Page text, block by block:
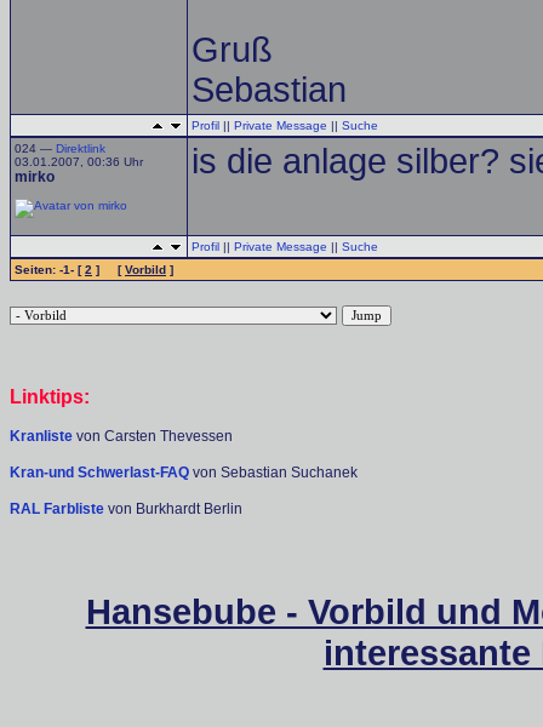
Gruß
Sebastian
Profil || Private Message || Suche
024 — Direktlink
03.01.2007, 00:36 Uhr
mirko is die anlage silber?
Profil || Private Message || Suche
Seiten: -1- [2 ] [Vorbild ]
Linktips:
Kranliste von Carsten Thevessen
Kran-und Schwerlast-FAQ von Sebastian Suchanek
RAL Farbliste von Burkhardt Berlin
Hansebube - Vorbild und